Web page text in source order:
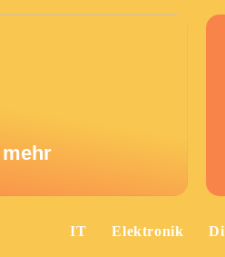
IT Elektronik